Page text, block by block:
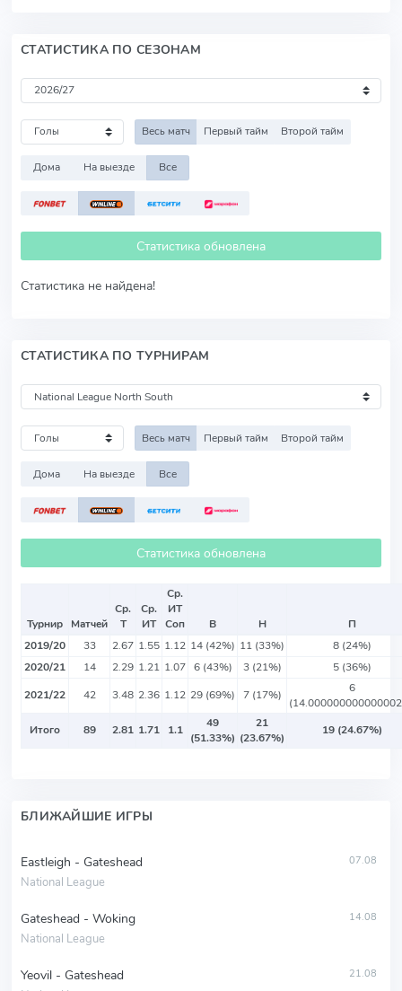
СТАТИСТИКА ПО СЕЗОНАМ
Весь матч Первый тайм Второй тайм
Дома На выезде Все
Статистика обновлена
Статистика не найдена!
СТАТИСТИКА ПО ТУРНИРАМ
Весь матч Первый тайм Второй тайм
Дома На выезде Все
Статистика обновлена
Турнир Матчей
Ср.
Т
Ср.
ИТ
Ср.
ИТ
Соп
В Н
П
2019/20
33 2.67 1.55 1.12 14 (42%) 11 (33%)
8 (24%)
2020/21
14 2.29 1.21 1.07 6 (43%) 3 (21%)
5 (36%)
2021/22
42 3.48 2.36 1.12 29 (69%) 7 (17%)
6
Итого
89 2.81 1.71 1.1
49
(51.33%)
21
(23.67%)
19 (24.67%)
БЛИЖАЙШИЕ ИГРЫ
Eastleigh - Gateshead
National League
07.08
Gateshead - Woking
National League
14.08
Yeovil - Gateshead 21.08